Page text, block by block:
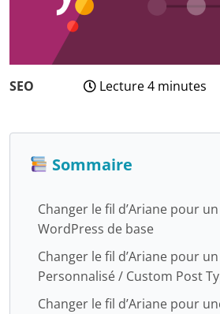
SEO Lecture 4 minutes
3
2024
Sommaire
Changer le fil d’Ariane pour
WordPress de base
Changer le fil d’Ariane pour
Personnalisé / Custom Post
Changer le fil d’Ariane pour